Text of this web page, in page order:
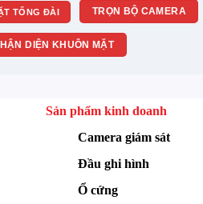
TỔNG ĐÀI TRỌN BỘ CAMERA
DIỆN KHUÔN MẶT
Sản phẩm kinh doanh
Camera giám sát
Đầu ghi hình
Ổ cứng